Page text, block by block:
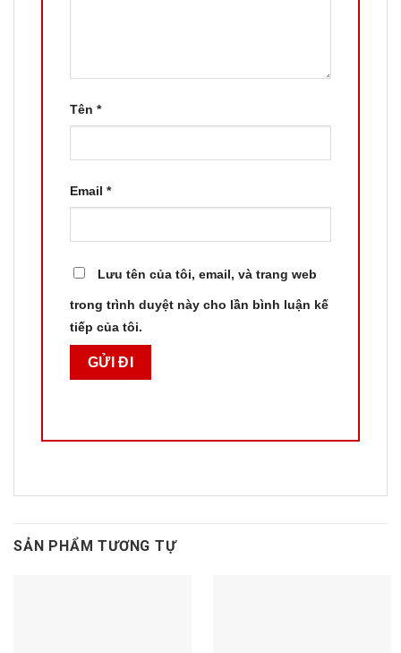
Tên *
Email *
Lưu tên của tôi, email, và trang web
trong trình duyệt này cho lần bình luận kế
tiếp của tôi.
SẢN PHẨM TƯƠNG TỰ